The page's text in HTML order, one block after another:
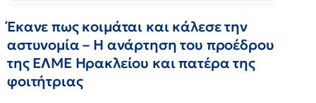
Έκανε πως κοιμάται και κάλεσε την
αστυνομία – Η ανάρτηση του προέδρου
της ΕΛΜΕ Ηρακλείου και πατέρα της
φοιτήτριας